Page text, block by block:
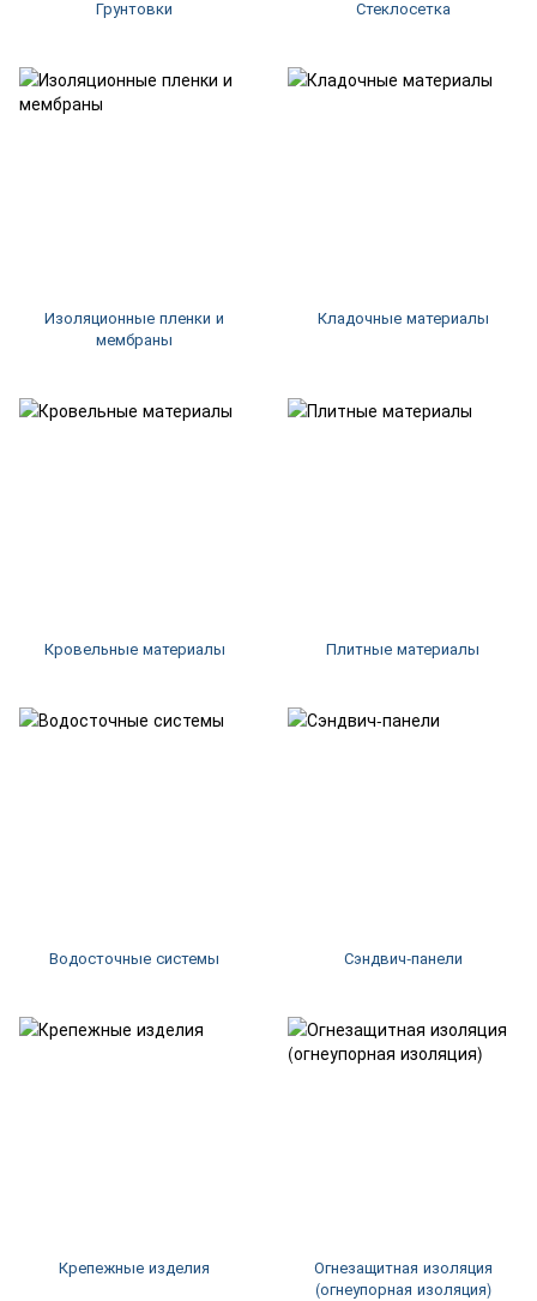
Грунтовки Стеклосетка
Изоляционные пленки и
мембраны
Кладочные материалы
Кровельные материалы Плитные материалы
Водосточные системы Сэндвич-панели
Крепежные изделия
Огнезащитная изоляция
(огнеупорная изоляция)